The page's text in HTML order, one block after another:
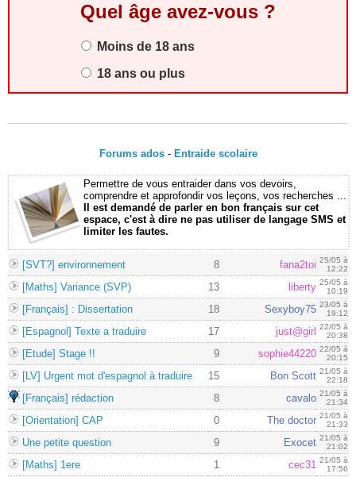
Quel âge avez-vous ?
Moins de 18 ans
18 ans ou plus
Forums ados- Entraide scolaire
Permettre de vous entraider dans vos devoirs,
comprendre et approfondir vos leçons, vos recherches ...
Il est demandé de parler en bon français sur cet
espace, c'est à dire ne pas utiliser de langage SMS et
limiter les fautes.
[SVT?] environnement 8 fana2toi 25/05 à
12:22
[Maths] Variance (SVP) 13 liberty 25/05 à
10:19
[Français] : Dissertation 18 Sexyboy75 23/05 à
19:12
[Espagnol] Texte a traduire 17 just@girl
22/05 à
20:38
[Etude] Stage !! 9 sophie44220 22/05 à
20:15
[LV] Urgent mot d'espagnol à traduire 15 Bon Scott 21/05 à
22:18
[Français] rédaction 8 cavalo 21/05 à
21:34
[Orientation] CAP 0 The doctor 21/05 à
21:33
Une petite question 9 Exocet 21/05 à
21:02
[Maths] 1ere 1 cec31 21/05 à
17:56